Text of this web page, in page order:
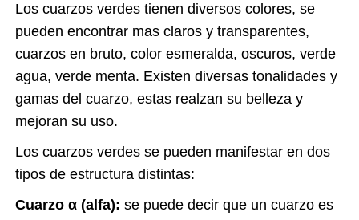
Los cuarzos verdes tienen diversos colores, se
pueden encontrar mas claros y transparentes,
cuarzos en bruto, color esmeralda, oscuros, verde
agua, verde menta. Existen diversas tonalidades y
gamas del cuarzo, estas realzan su belleza y
mejoran su uso.
Los cuarzos verdes se pueden manifestar en dos
tipos de estructura distintas:
Cuarzo α (alfa): se puede decir que un cuarzo es